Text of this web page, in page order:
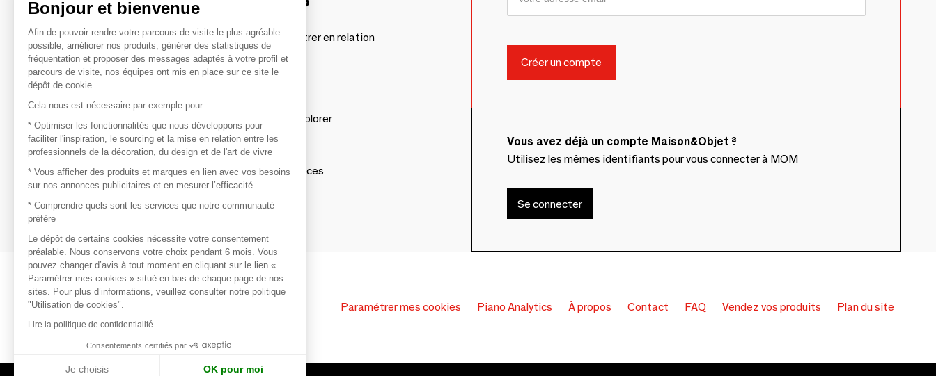
Afin de profiter au mieux de l'expérience MOM et de rentrer en relation
avec vos marques préférées, créez-vous un compte.
Découvrir
Les produits de milliers de fournisseurs à explorer
S'inspirer
Inspiration et sélections de produits tendances
Contacter
Vous avez déjà un compte Maison&Objet ?
Utilisez les mêmes identifiants pour vous connecter à MOM
Se connecter
Paramétrer mes cookies Piano Analytics À propos Contact FAQ Vendez vos produits Plan du site
Bonjour et bienvenue
Afin de pouvoir rendre votre parcours de visite le plus agréable
possible, améliorer nos produits, générer des statistiques de
fréquentation et proposer des messages adaptés à votre profil et
parcours de visite, nos équipes ont mis en place sur ce site le
dépôt de cookie.
Cela nous est nécessaire par exemple pour :
* Optimiser les fonctionnalités que nous développons pour
faciliter l'inspiration, le sourcing et la mise en relation entre les
professionnels de la décoration, du design et de l'art de vivre
* Vous afficher des produits et marques en lien avec vos besoins
sur nos annonces publicitaires et en mesurer l’efficacité
* Comprendre quels sont les services que notre communauté
préfère
Le dépôt de certains cookies nécessite votre consentement
préalable. Nous conservons votre choix pendant 6 mois. Vous
pouvez changer d’avis à tout moment en cliquant sur le lien «
Paramétrer mes cookies » situé en bas de chaque page de nos
sites. Pour plus d’informations, veuillez consulter notre politique
"Utilisation de cookies".
Lire la politique de confidentialité
Consentements certifiés par
Je choisis OK pour moi